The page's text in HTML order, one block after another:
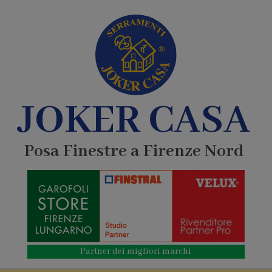
JOKER CASA
Posa Finestre a Firenze Nord
Partner dei migliori marchi